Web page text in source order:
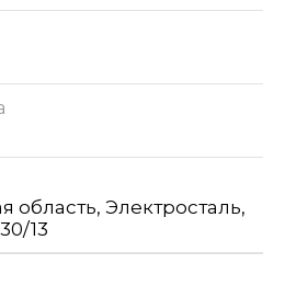
область, Электросталь,
13